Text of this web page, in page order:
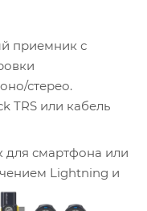
приемник с
стерео.
TRS или кабель
для смартфона или
Lightning и